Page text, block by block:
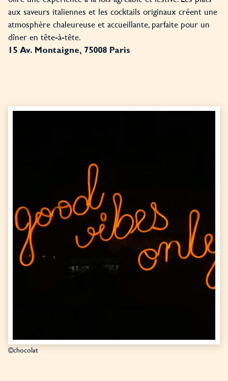
aux saveurs italiennes et les cocktails originaux créent une
atmosphère chaleureuse et accueillante, parfaite pour un
dîner en tête-à-tête.
15 Av. Montaigne, 75008 Paris
©chocolat